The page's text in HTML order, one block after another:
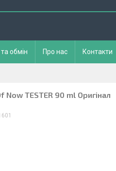
обмін Про нас Контакти
Now TESTER 90 ml Оригінал